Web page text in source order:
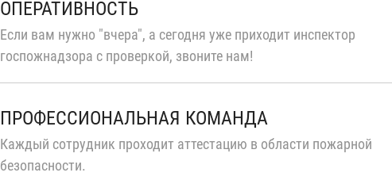
ОПЕРАТИВНОСТЬ
Если вам нужно "вчера", а сегодня уже приходит инспектор
госпожнадзора с проверкой, звоните нам!
ПРОФЕССИОНАЛЬНАЯ КОМАНДА
Каждый сотрудник проходит аттестацию в области пожарной
безопасности.